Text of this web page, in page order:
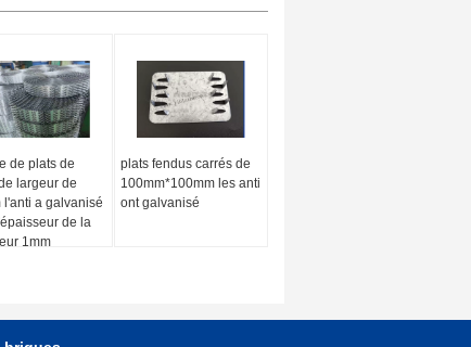
de plats de
largeur de
l'anti a galvanisé
de la
1mm
plats fendus carrés de
100mm*100mm les anti
ont galvanisé